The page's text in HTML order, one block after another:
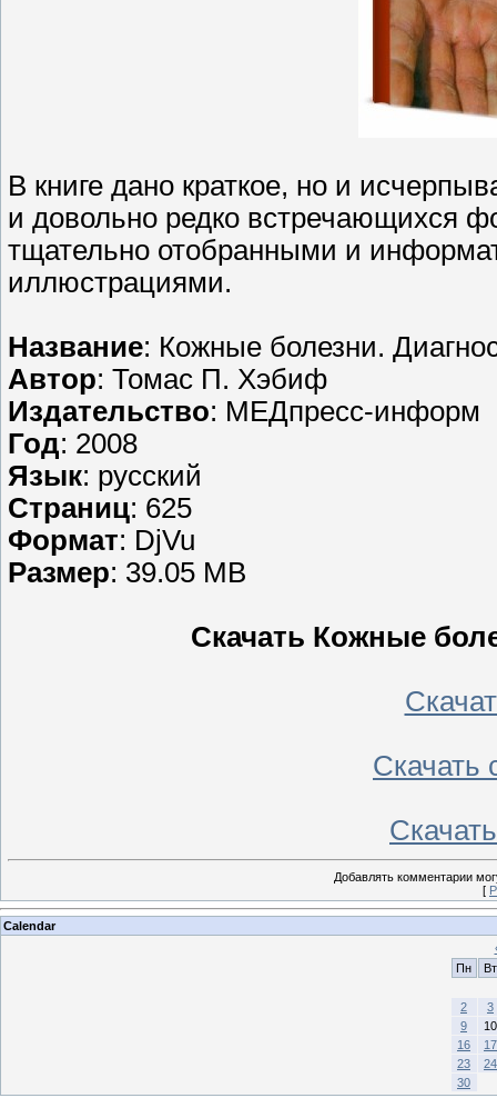
В книге дано краткое, но и
и довольно редко встречающихся
тщательно отобранными и
иллюстрациями.
Название: Кожные болезни.
Автор: Томас П. Хэбиф
Издательство: МЕДпресс-информ
Год: 2008
Язык: русский
Страниц: 625
Формат: DjVu
Размер: 39.05 MB
Скачать Кожные
Скачать
Добавлять комментарии
[
Calendar
Пн
Вт
2
3
9
10
16
17
23
24
30